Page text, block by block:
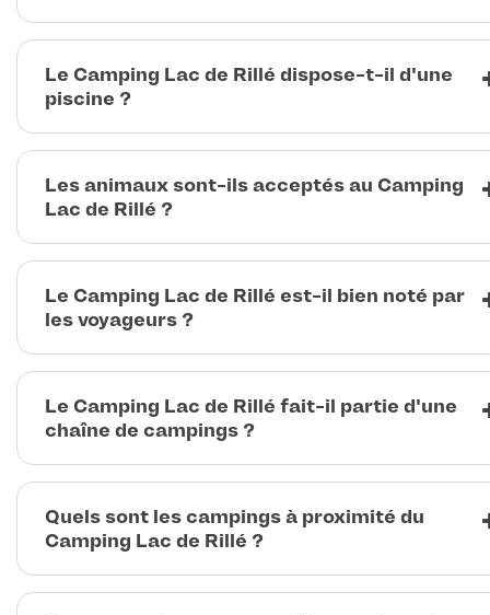
Le Camping Lac de Rillé dispose-t-il d'une
piscine ?
Les animaux sont-ils acceptés au Camping
Lac de Rillé ?
Le Camping Lac de Rillé est-il bien noté par
les voyageurs ?
Le Camping Lac de Rillé fait-il partie d'une
chaîne de campings ?
Quels sont les campings à proximité du
Camping Lac de Rillé ?